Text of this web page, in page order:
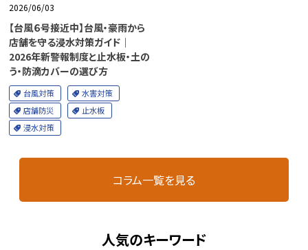
2026/06/03
【台風６号接近中】台風・豪雨から
店舗を守る浸水対策ガイド｜
2026年新警報制度と止水板・土の
う・防滴カバーの選び方
台風対策
水害対策
店舗防災
止水板
浸水対策
コラム一覧を見る
人気のキーワード